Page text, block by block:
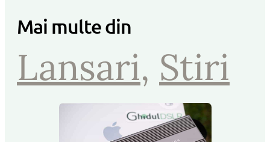
Mai multe din
Lansari, Stiri